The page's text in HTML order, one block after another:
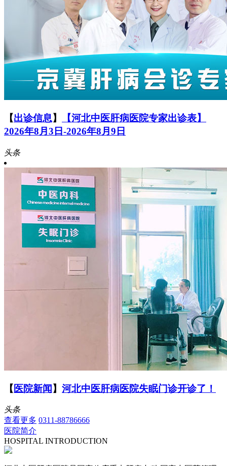
【出诊信息】
【河北中医肝病医院专家出诊表】
2026年8月3日-2026年8月9日
头条
【 医院新闻】 河北中医肝病医院失眠门诊开诊了！
头条
查看更多 0311-88786666
医院简介
HOSPITAL INTRODUCTION